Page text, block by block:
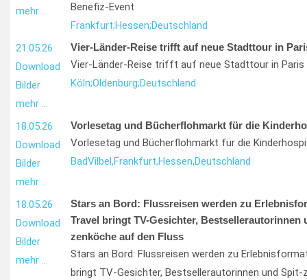
mehr …
Benefiz-Event
Frankfurt;Hessen;Deutschland
21.05.26
Download
Bilder
mehr …
Vier-Länder-Reise trifft auf neue Stadttour in
Vier-Länder-Reise trifft auf neue Stadttour in Paris
Köln;Oldenburg;Deutschland
18.05.26
Download
Bilder
mehr …
Vorlesetag und Bücherflohmarkt für die
Vorlesetag und Bücherflohmarkt für die
BadVilbel,Frankfurt,Hessen,Deutschland
18.05.26
Download
Bilder
mehr …
Stars an Bord: Flussreisen werden zu
Travel bringt TV-Gesichter, Bestsellerautorinnen
zenköche auf den Fluss
Stars an Bord: Flussreisen werden zu
bringt TV-Gesichter, Bestsellerautorinnen und Spit-